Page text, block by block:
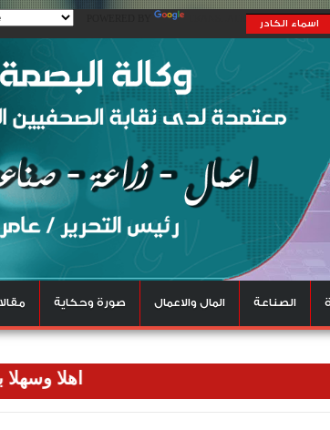
اسماء الكادر
الصناعة المال والاعمال صورة وحكاية
اهلا وسهلا